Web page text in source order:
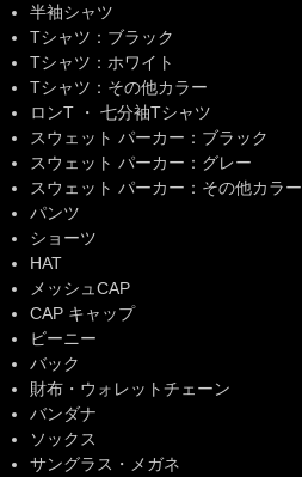
半袖シャツ
Tシャツ：ブラック
Tシャツ：ホワイト
Tシャツ：その他カラー
ロンT ・ 七分袖Tシャツ
スウェット パーカー：ブラック
スウェット パーカー：グレー
スウェット パーカー：その他カラー
パンツ
ショーツ
HAT
メッシュCAP
CAP キャップ
ビーニー
バック
財布・ウォレットチェーン
バンダナ
ソックス
サングラス・メガネ